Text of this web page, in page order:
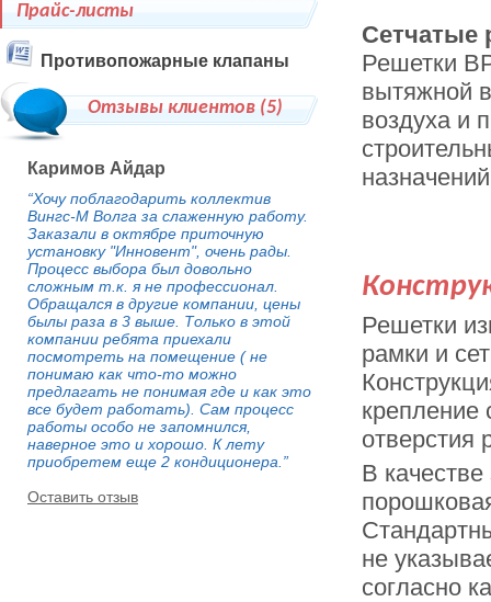
Сетчатые
Решетки
вытяжной
воздуха и
Решетки
рамки и
крепление
отверстия
В
не
согласно
Прайс-листы
Противопожарные клапаны
Отзывы клиентов (5)
Каримов Айдар
“Хочу поблагодарить коллектив
Вингс-М Волга за слаженную работу.
Заказали в октябре приточную
установку "Инновент", очень рады.
Процесс выбора был довольно
сложным т.к. я не профессионал.
Обращался в другие компании, цены
былы раза в 3 выше. Только в этой
компании ребята приехали
посмотреть на помещение ( не
понимаю как что-то можно
предлагать не понимая где и как это
все будет работать). Сам процесс
работы особо не запомнился,
наверное это и хорошо. К лету
приобретем еще 2 кондиционера.”
Оставить отзыв